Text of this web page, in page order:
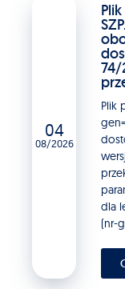
04
08/2026
74/
Plik
dla
(nr-